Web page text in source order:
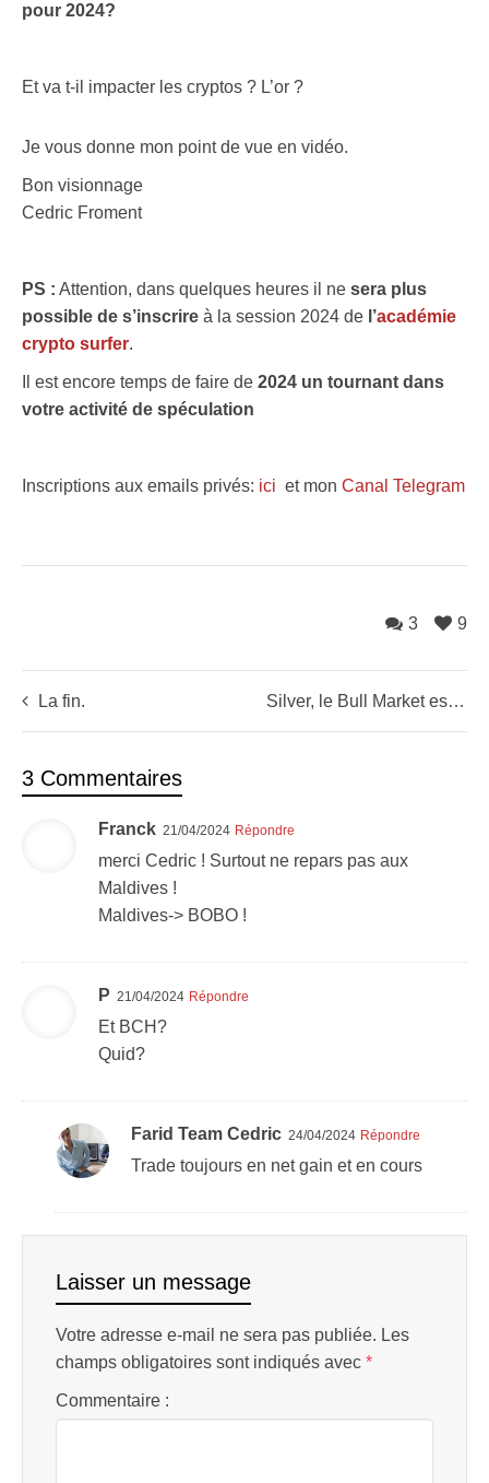
pour 2024?
Et va t-il impacter les cryptos ? L’or ?
Je vous donne mon point de vue en vidéo.
Bon visionnage
Cedric Froment
PS : Attention, dans quelques heures il ne sera plus
possible de s’inscrire à la session 2024 de l’académie
crypto surfer.
Il est encore temps de faire de 2024 un tournant dans
votre activité de spéculation
Inscriptions aux emails privés: ici et mon Canal Telegram
9
3
La fin. Silver, le Bull Market est lancé
3 Commentaires
Franck 21/04/2024 Répondre
merci Cedric ! Surtout ne repars pas aux
Maldives !
Maldives-> BOBO !
P 21/04/2024 Répondre
Et BCH?
Quid?
Farid Team Cedric 24/04/2024 Répondre
Trade toujours en net gain et en cours
Laisser un message
Votre adresse e-mail ne sera pas publiée. Les
champs obligatoires sont indiqués avec *
Commentaire :